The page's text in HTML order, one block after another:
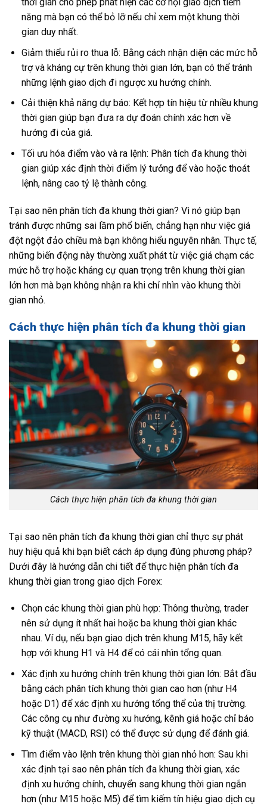
năng mà bạn có thể bỏ lỡ nếu chỉ xem một khung thời
gian duy nhất.
Giảm thiểu rủi ro thua lỗ: Bằng cách nhận diện các mức hỗ
trợ và kháng cự trên khung thời gian lớn, bạn có thể tránh
những lệnh giao dịch đi ngược xu hướng chính.
Cải thiện khả năng dự báo: Kết hợp tín hiệu từ nhiều khung
thời gian giúp bạn đưa ra dự đoán chính xác hơn về
hướng đi của giá.
Tối ưu hóa điểm vào và ra lệnh: Phân tích đa khung thời
gian giúp xác định thời điểm lý tưởng để vào hoặc thoát
lệnh, nâng cao tỷ lệ thành công.
Tại sao nên phân tích đa khung thời gian? Vì nó giúp bạn
tránh được những sai lầm phổ biến, chẳng hạn như việc giá
đột ngột đảo chiều mà bạn không hiểu nguyên nhân. Thực tế,
những biến động này thường xuất phát từ việc giá chạm các
mức hỗ trợ hoặc kháng cự quan trọng trên khung thời gian
lớn hơn mà bạn không nhận ra khi chỉ nhìn vào khung thời
gian nhỏ.
Cách thực hiện phân tích đa khung thời gian
Cách thực hiện phân tích đa khung thời gian
Tại sao nên phân tích đa khung thời gian chỉ thực sự phát
huy hiệu quả khi bạn biết cách áp dụng đúng phương pháp?
Dưới đây là hướng dẫn chi tiết để thực hiện phân tích đa
khung thời gian trong giao dịch Forex:
Chọn các khung thời gian phù hợp: Thông thường, trader
nên sử dụng ít nhất hai hoặc ba khung thời gian khác
nhau. Ví dụ, nếu bạn giao dịch trên khung M15, hãy kết
hợp với khung H1 và H4 để có cái nhìn tổng quan.
Xác định xu hướng chính trên khung thời gian lớn: Bắt đầu
bằng cách phân tích khung thời gian cao hơn (như H4
hoặc D1) để xác định xu hướng tổng thể của thị trường.
Các công cụ như đường xu hướng, kênh giá hoặc chỉ báo
kỹ thuật (MACD, RSI) có thể được sử dụng để đánh giá.
Tìm điểm vào lệnh trên khung thời gian nhỏ hơn: Sau khi
xác định tại sao nên phân tích đa khung thời gian, xác
định xu hướng chính, chuyển sang khung thời gian ngắn
hơn (như M15 hoặc M5) để tìm kiếm tín hiệu giao dịch cụ